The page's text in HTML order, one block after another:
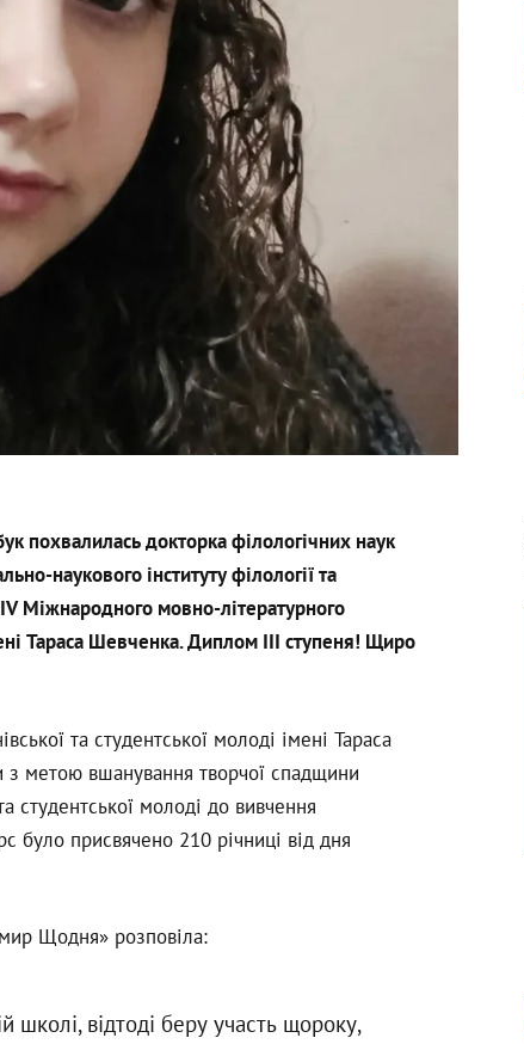
похвалилась докторка філологічних наук
наукового інституту філології та
Міжнародного мовно-літературного
Тараса Шевченка. Диплом ІІІ ступеня! Щиро
та студентської молоді імені Тараса
метою вшанування творчої спадщини
студентської молоді до вивчення
було присвячено 210 річниці від дня
Щодня» розповіла:
відтоді беру участь щороку,